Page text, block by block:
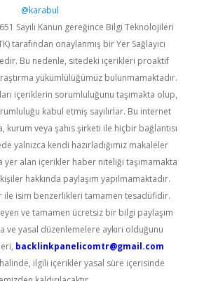
@karabul
Sayılı Kanun gereğince Bilgi Teknolojileri
tarafından onaylanmış bir Yer Sağlayıcı
Bu nedenle, sitedeki içerikleri proaktif
yükümlülüğümüz bulunmamaktadır.
içeriklerin sorumluluğunu taşımakta olup,
kabul etmiş sayılırlar. Bu internet
veya şahıs şirketi ile hiçbir bağlantısı
yalnızca kendi hazırladığımız makaleler
yer alan içerikler haber niteliği taşımamakta
hakkında paylaşım yapılmamaktadır.
ile isim benzerlikleri tamamen tesadüfidir.
ve tamamen ücretsiz bir bilgi paylaşım
ve yasal düzenlemelere aykırı olduğunu
backlinkpanelicomtr@gmail.com
ilgili içerikler yasal süre içerisinde